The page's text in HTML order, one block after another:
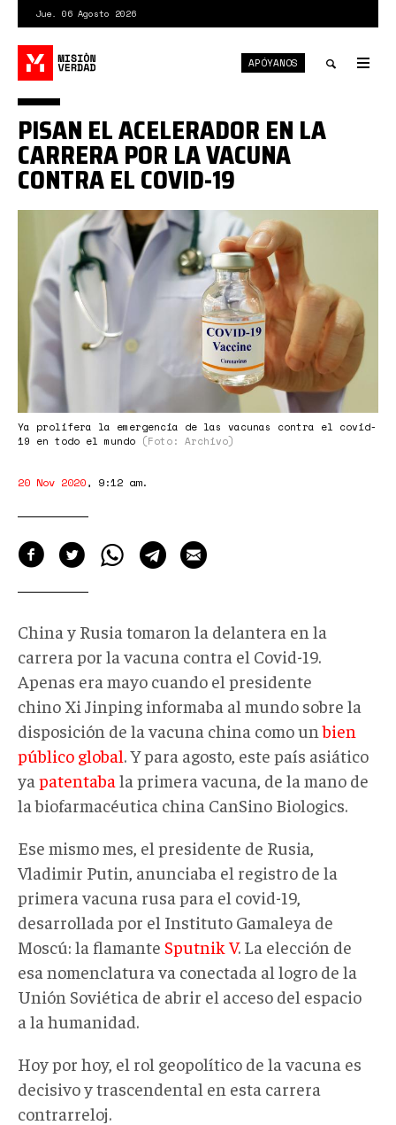
contenido
principal
Jue. 06 Agosto 2026
APÓYANOS
vacunas.jpg
Ya prolifera la emergencia de las vacunas contra el covid-
19 en todo el mundo (Foto: Archivo)
PISAN EL ACELERADOR EN LA
CARRERA POR LA VACUNA
CONTRA EL COVID-19
20 Nov 2020, 9:12 am.
China y Rusia tomaron la delantera en la
carrera por la vacuna contra el Covid-19.
Apenas era mayo cuando el presidente
chino Xi Jinping informaba al mundo sobre la
disposición de la vacuna china como unbien
público global. Y para agosto, este país asiático
ya patentaba la primera vacuna, de la mano de
la biofarmacéutica china CanSino Biologics.
Ese mismo mes, el presidente de Rusia,
Vladimir Putin, anunciaba el registro de la
primera vacuna rusa para el covid-19,
desarrollada por el Instituto Gamaleya de
Moscú: la flamante Sputnik V. La elección de
esa nomenclatura va conectada al logro de la
Unión Soviética de abrir el acceso del espacio
a la humanidad.
Hoy por hoy, el rol geopolítico de la vacuna es
decisivo y trascendental en esta carrera
contrarreloj.